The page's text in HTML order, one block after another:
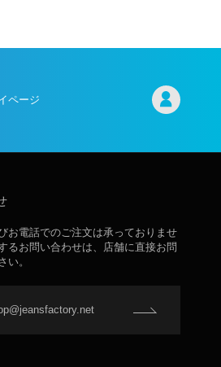
ページ
お電話でのご注文は承っておりませ
るお問い合わせは、店舗に直接お問
い。